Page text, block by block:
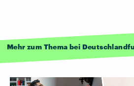
Mehr zum Thema bei